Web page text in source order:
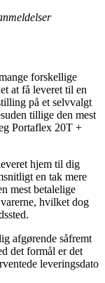
forskellige
at få leveret til en
på et selvvalgt
tillige den mest
Portaflex 20T +
hjem til dig
en tak mere
mest betalelige
hvilket dog
afgørende såfremt
det formål er det
leveringsdato